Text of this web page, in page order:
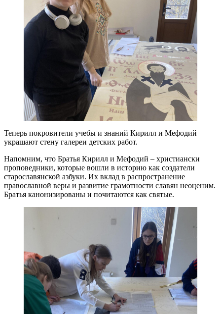
Теперь покровители учебы и знаний Кирилл и Мефодий
украшают стену галереи детских работ.
Напомним, что Братья Кирилл и Мефодий – христиански
проповедники, которые вошли в историю как создатели
старославянской азбуки. Их вклад в распространение
православной веры и развитие грамотности славян неоценим.
Братья канонизированы и почитаются как святые.